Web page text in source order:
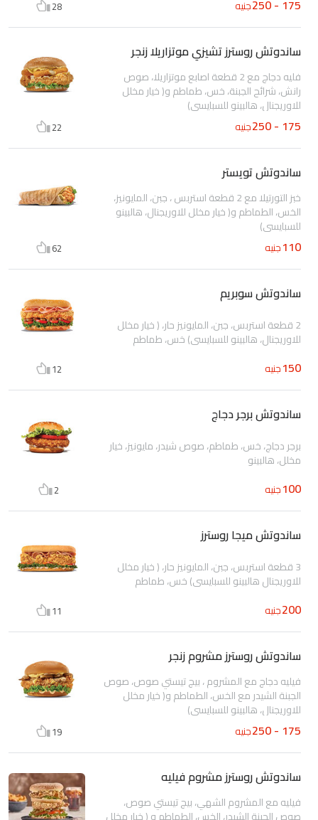
175 - 250 جنيه 28
ساندوتش روسترز تشيزي موتزاريلا زنجر
فليه دجاج مع 2 قطعة اصابع موتزاريلا، صوص
رانش، شرائح الجبنة، خس، طماطم و( خيار مخلل
للاوريجنال، هالبينو للسبايسى)
175 - 250 جنيه 22
ساندوتش تويستر
خبز التورتيلا مع 2 قطعة استربس ، جبن، المايونيز،
الخس، الطماطم و( خيار مخلل للاوريجنال، هالبينو
للسبايسى)
110جنيه 62
ساندوتش سوبريم
2 قطعة استربس، جبن، المايونيز حار، ( خيار مخلل
للاوريجنال، هالبينو للسبايسى) خس، طماطم
150جنيه 12
ساندوتش برجر دجاج
برجر دجاج، خس، طماطم، صوص شيدر، مايونيز، خيار
مخلل، هالبينو
100جنيه 2
ساندوتش ميجا روسترز
3 قطعة استربس، جبن، المايونيز حار، ( خيار مخلل
للاوريجنال هالبينو للسبايسى) خس، طماطم
200جنيه 11
ساندوتش روسترز مشروم زنجر
فيليه دجاج مع المشروم ، بيج تيستي صوص، صوص
الجبنة الشيدر مع الخس، الطماطم و( خيار مخلل
للاوريجنال، هالبينو للسبايسى)
175 - 250 جنيه 19
ساندوتش روسترز مشروم فيليه
فيليه مع المشروم الشهي، بيج تيستي صوص،
صوص الجبنة الشيدر، الخس، الطماطم و ( خيار مخلل